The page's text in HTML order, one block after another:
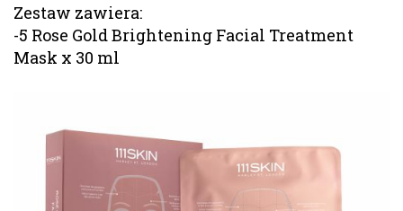
Zestaw zawiera:
-5 Rose Gold Brightening Facial Treatment
Mask x 30 ml